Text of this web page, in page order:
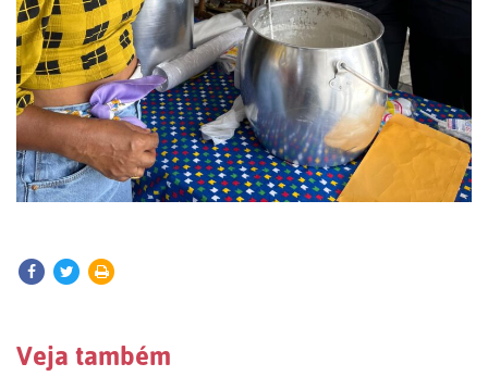
Veja também